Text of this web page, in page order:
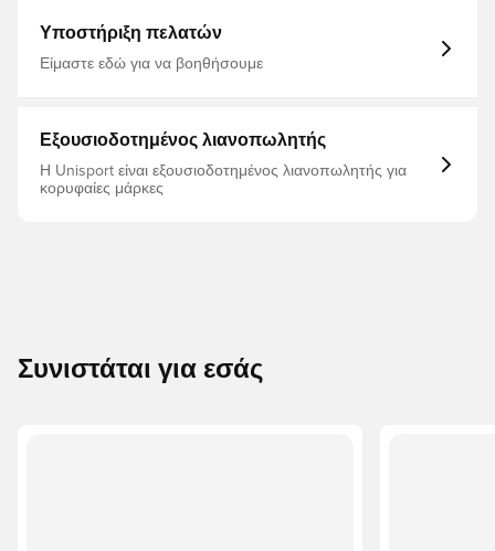
Υποστήριξη πελατών
Είμαστε εδώ για να βοηθήσουμε
Εξουσιοδοτημένος λιανοπωλητής
Η Unisport είναι εξουσιοδοτημένος λιανοπωλητής για
κορυφαίες μάρκες
Συνιστάται για εσάς